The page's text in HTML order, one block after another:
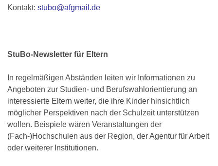
Kontakt: stubo@afgmail.de
StuBo-Newsletter für Eltern
In regelmäßigen Abständen leiten wir Informationen zu
Angeboten zur Studien- und Berufswahlorientierung an
interessierte Eltern weiter, die ihre Kinder hinsichtlich
möglicher Perspektiven nach der Schulzeit unterstützen
wollen. Beispiele wären Veranstaltungen der
(Fach-)Hochschulen aus der Region, der Agentur für Arbeit
oder weiterer Institutionen.